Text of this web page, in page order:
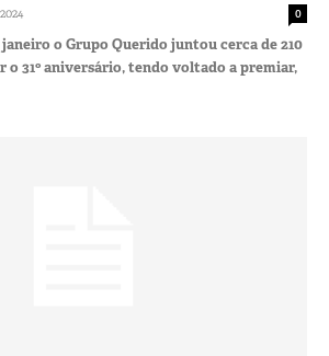
0
janeiro o Grupo Querido juntou cerca de 210
o 31º aniversário, tendo voltado a premiar,